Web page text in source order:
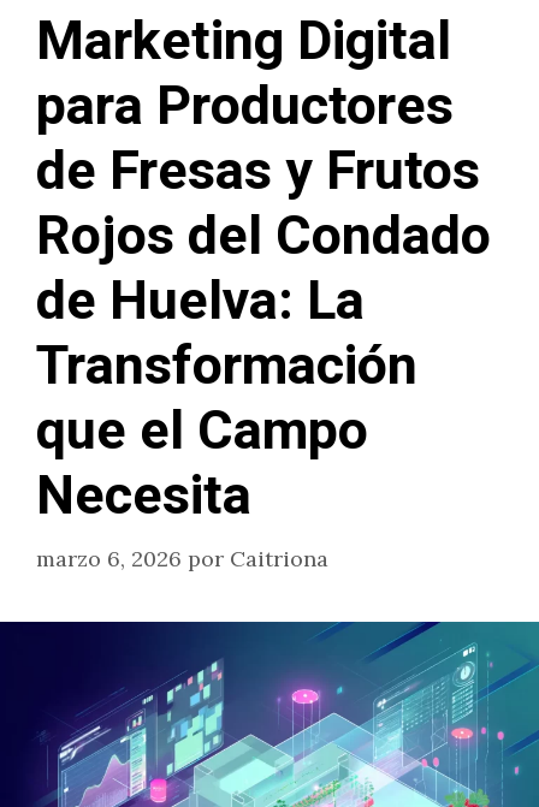
Marketing Digital
para Productores
de Fresas y Frutos
Rojos del Condado
de Huelva: La
Transformación
que el Campo
Necesita
marzo 6, 2026 por Caitriona